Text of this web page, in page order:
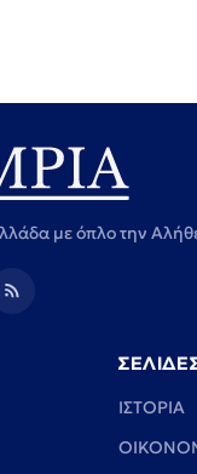
με όπλο την
ΙΣΤΟΡΙΑ